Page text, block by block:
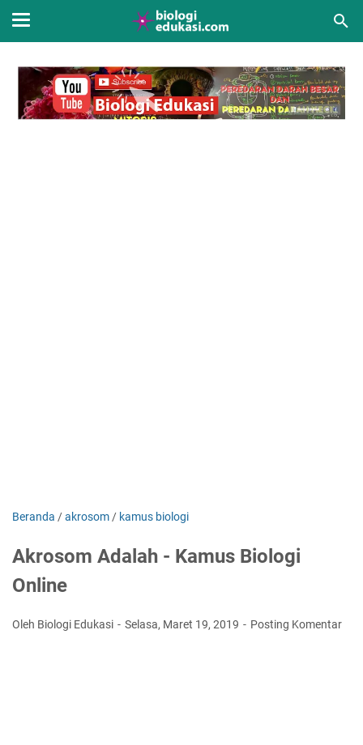
Beranda /akrosom / kamus biologi
Akrosom Adalah - Kamus Biologi
Online
Oleh Biologi Edukasi Selasa, Maret 19, 2019 Posting Komentar